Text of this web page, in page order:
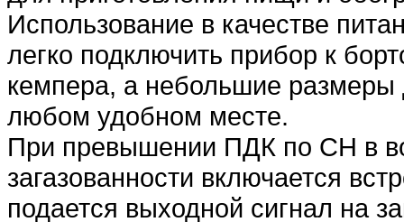
Использование в качестве
легко подключить прибор к
кемпера, а небольшие размеры
любом удобном месте.
При превышении ПДК по CH в
загазованности включается
подается выходной сигнал на